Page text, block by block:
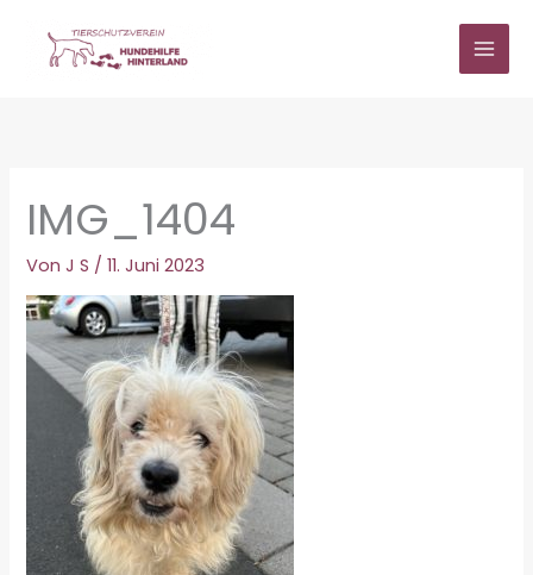
springen
IMG_1404
VonJ S /11. Juni 2023